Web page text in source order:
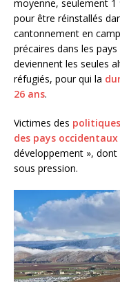
moyenne, seulement 1
pour être réinstallés
cantonnement en
précaires dans les
deviennent les seules
réfugiés, pour qui la
26 ans.
Victimes des
des pays occidentaux
développement »,
sous pression.